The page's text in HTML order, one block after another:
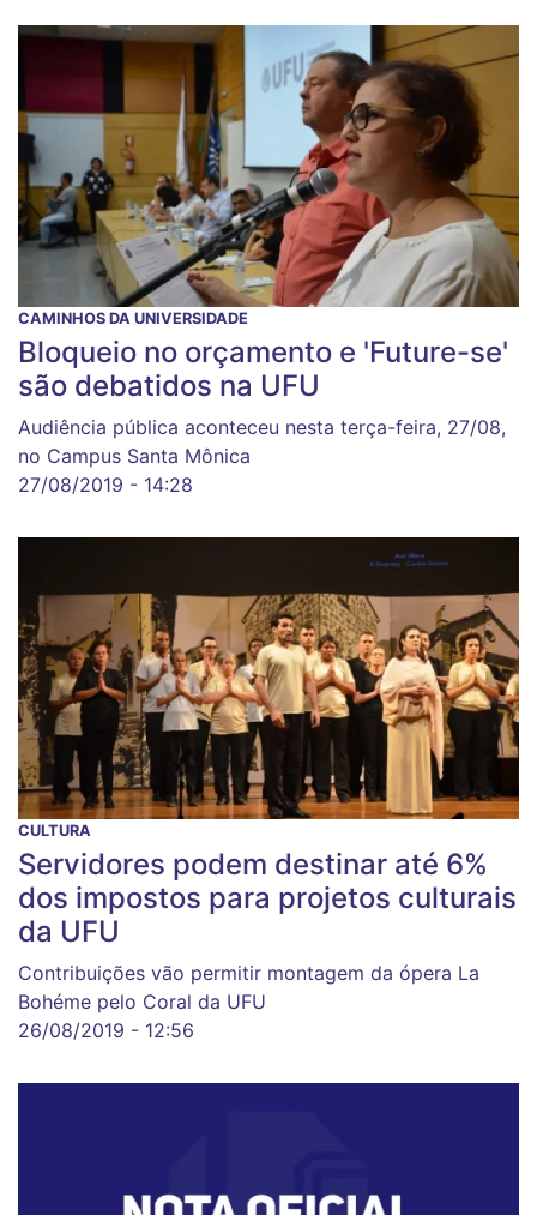
CAMINHOS DA UNIVERSIDADE
Bloqueio no orçamento e 'Future-se'
são debatidos na UFU
Audiência pública aconteceu nesta terça-feira, 27/08,
no Campus Santa Mônica
27/08/2019 - 14:28
CULTURA
Servidores podem destinar até 6%
dos impostos para projetos culturais
da UFU
Contribuições vão permitir montagem da ópera La
Bohéme pelo Coral da UFU
26/08/2019 - 12:56